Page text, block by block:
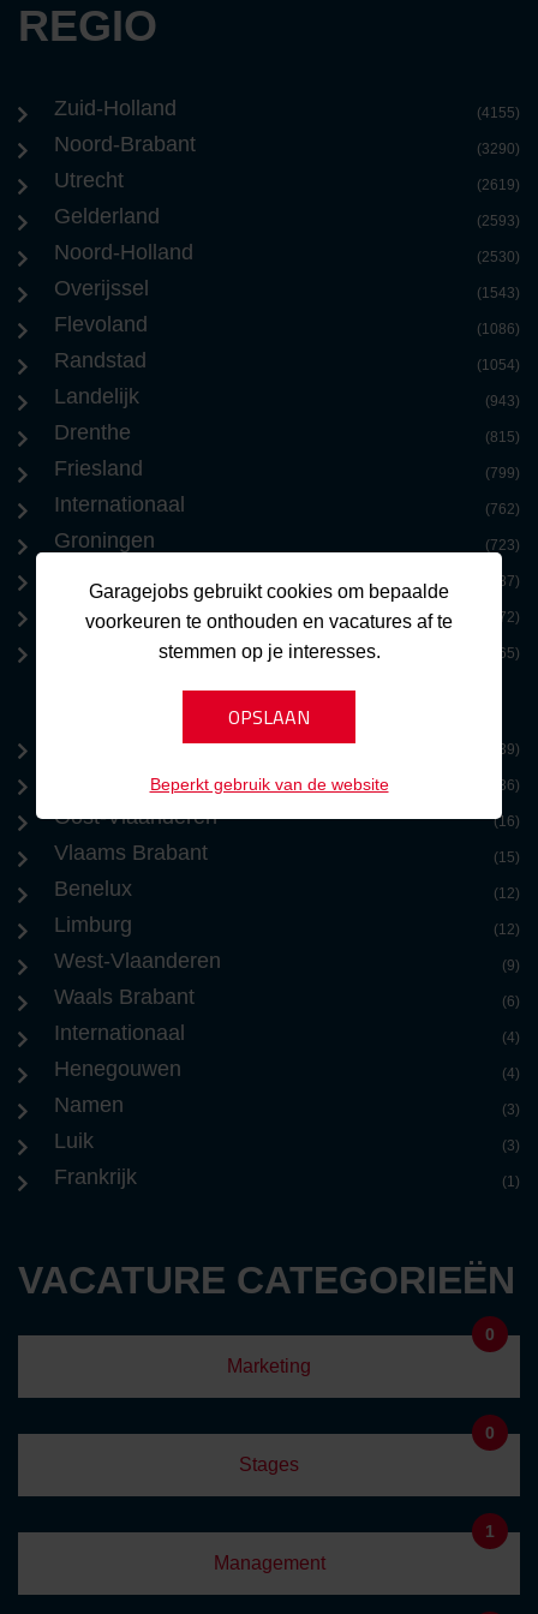
REGIO
Zuid-Holland (4155)
Noord-Brabant (3290)
Utrecht (2619)
Gelderland (2593)
Noord-Holland (2530)
Overijssel (1543)
Flevoland (1086)
Randstad (1054)
Landelijk (943)
Drenthe (815)
Friesland (799)
Internationaal (762)
Groningen (723)
(687)
Benelux (572)
(365)
(39)
Antwerpen (36)
Oost-Vlaanderen (16)
Vlaams Brabant (15)
Benelux (12)
Limburg (12)
West-Vlaanderen (9)
Waals Brabant (6)
Internationaal (4)
Henegouwen (4)
Namen (3)
Luik (3)
Frankrijk (1)
VACATURE CATEGORIEËN
Marketing
0
Stages
0
Management
1
Garagejobs gebruikt cookies om bepaalde
voorkeuren te onthouden en vacatures af te
stemmen op je interesses.
Beperkt gebruik van de website